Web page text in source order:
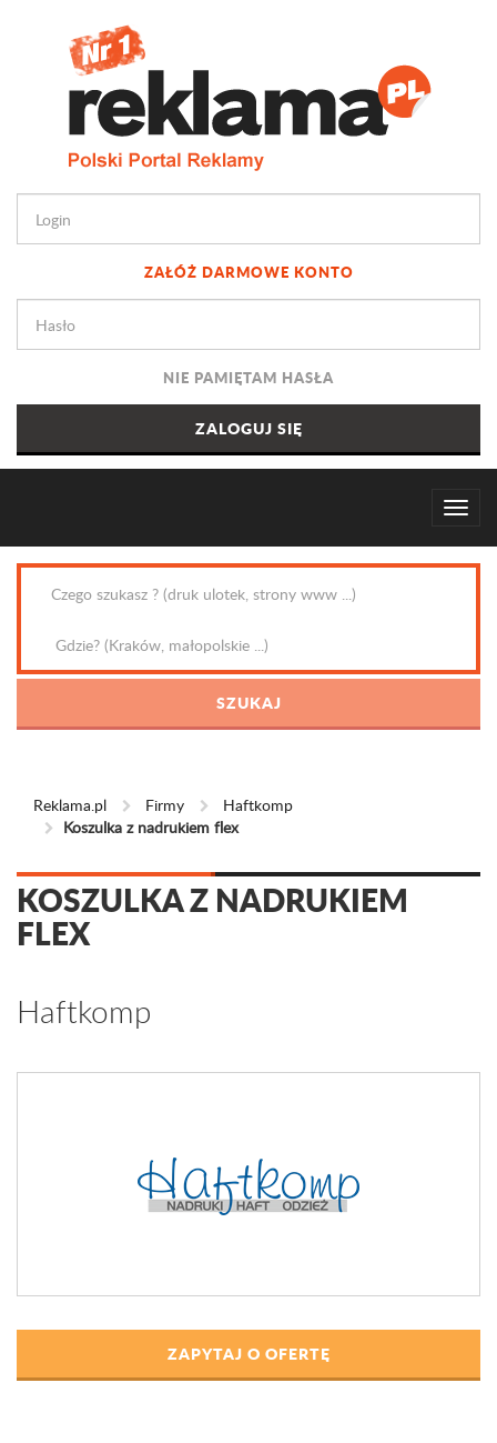
ZAŁÓŻ DARMOWE KONTO
NIE PAMIĘTAM HASŁA
Reklama.pl Firmy
Haftkomp
Koszulka z nadrukiem flex
KOSZULKA Z NADRUKIEM
FLEX
Haftkomp
ZAPYTAJ O OFERTĘ